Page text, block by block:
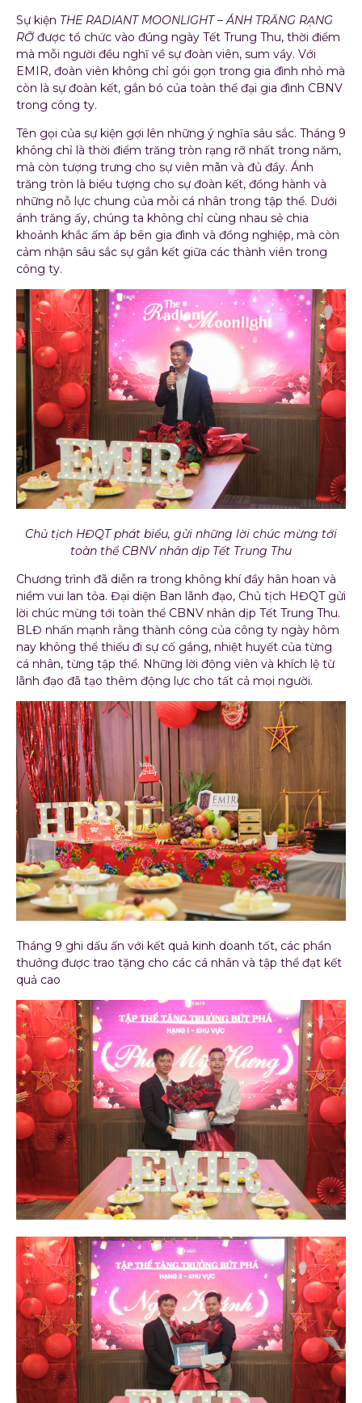
Sự kiện THE RADIANT MOONLIGHT – ÁNH TRĂNG RẠNG
RỠđược tổ chức vào đúng ngày Tết Trung Thu, thời điểm
mà mỗi người đều nghĩ về sự đoàn viên, sum vầy. Với
EMIR, đoàn viên không chỉ gói gọn trong gia đình nhỏ mà
còn là sự đoàn kết, gắn bó của toàn thể đại gia đình CBNV
trong công ty.
Tên gọi của sự kiện gợi lên những ý nghĩa sâu sắc. Tháng 9
không chỉ là thời điểm trăng tròn rạng rỡ nhất trong năm,
mà còn tượng trưng cho sự viên mãn và đủ đầy. Ánh
trăng tròn là biểu tượng cho sự đoàn kết, đồng hành và
những nỗ lực chung của mỗi cá nhân trong tập thể. Dưới
ánh trăng ấy, chúng ta không chỉ cùng nhau sẻ chia
khoảnh khắc ấm áp bên gia đình và đồng nghiệp, mà còn
cảm nhận sâu sắc sự gắn kết giữa các thành viên trong
công ty.
Chủ tịch HĐQT phát biểu, gửi những lời chúc mừng tới
toàn thể CBNV nhân dịp Tết Trung Thu
Chương trình đã diễn ra trong không khí đầy hân hoan và
niềm vui lan tỏa. Đại diện Ban lãnh đạo, Chủ tịch HĐQT gửi
lời chúc mừng tới toàn thể CBNV nhân dịp Tết Trung Thu.
BLĐ nhấn mạnh rằng thành công của công ty ngày hôm
nay không thể thiếu đi sự cố gắng, nhiệt huyết của từng
cá nhân, từng tập thể. Những lời động viên và khích lệ từ
lãnh đạo đã tạo thêm động lực cho tất cả mọi người.
Tháng 9 ghi dấu ấn với kết quả kinh doanh tốt, các phần
thưởng được trao tặng cho các cá nhân và tập thể đạt kết
quả cao